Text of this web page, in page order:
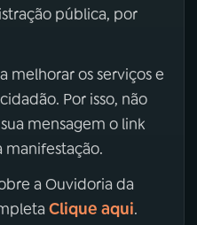
pública, por
melhorar os serviços e
Por isso, não
mensagem o link
manifestação.
a Ouvidoria da
Clique aqui.